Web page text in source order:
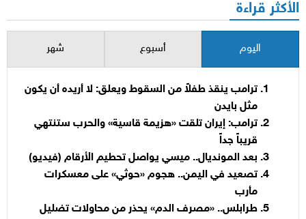
الأكثر قراءة
اليوم أسبوع شهر
ترامب ينقذ طفلاً من السقوط ويعلق: لا أريده أن يكون
مثل بايدن
ترامب: إيران تلقت «هزيمة قاسية» والحرب ستنتهي
قريباً جداً
بعد المونديال.. ميسي يواصل تحطيم الأرقام (فيديو)
تصعيد في اليمن.. هجوم «حوثي» على معسكرات
مأرب
طرابلس.. «مصرف الدم» يحذر من محاولات تضليل